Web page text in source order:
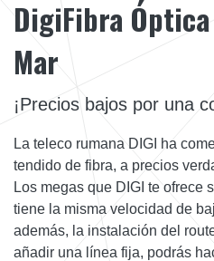
DigiFibra
Mar
¡Precios bajos por una
La teleco rumana DIGI ha
tendido de fibra, a precios
Los megas que DIGI te ofrece
tiene la misma velocidad de
además, la instalación del
añadir una línea fija, podrás